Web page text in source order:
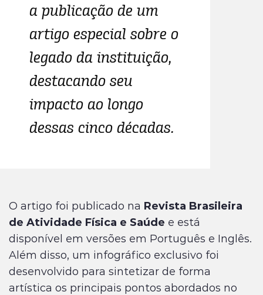
a publicação de um
artigo especial sobre o
legado da instituição,
destacando seu
impacto ao longo
dessas cinco décadas.
O artigo foi publicado na Revista Brasileira
de Atividade Física e Saúde e está
disponível em versões em Português e Inglês.
Além disso, um infográfico exclusivo foi
desenvolvido para sintetizar de forma
artística os principais pontos abordados no